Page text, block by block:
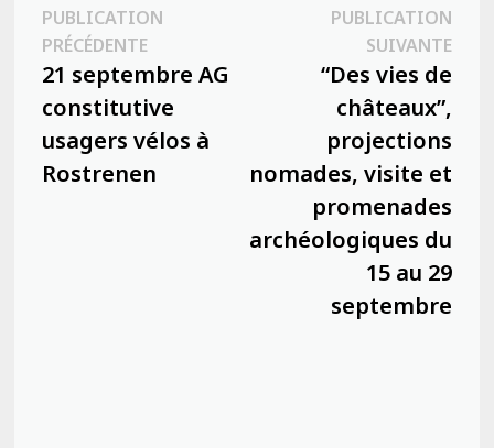
Navigation
de
l’article
PUBLICATION
PRÉCÉDENTEPublication
précédente :
21 septembre AG
constitutive
usagers vélos à
Rostrenen
PUBLICATION
SUIVANTE
“Des vies de
châteaux”,
projections
nomades, visite et
promenades
archéologiques du
15 au 29
septembre